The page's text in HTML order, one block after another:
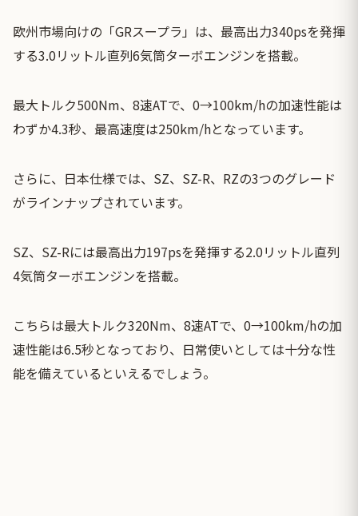
欧州市場向けの「GRスープラ」は、最高出力340psを発揮
する3.0リットル直列6気筒ターボエンジンを搭載。
最大トルク500Nm、8速ATで、0→100km/hの加速性能は
わずか4.3秒、最高速度は250km/hとなっています。
さらに、日本仕様では、SZ、SZ-R、RZの3つのグレード
がラインナップされています。
SZ、SZ-Rには最高出力197psを発揮する2.0リットル直列
4気筒ターボエンジンを搭載。
こちらは最大トルク320Nm、8速ATで、0→100km/hの加
速性能は6.5秒となっており、日常使いとしては十分な性
能を備えているといえるでしょう。